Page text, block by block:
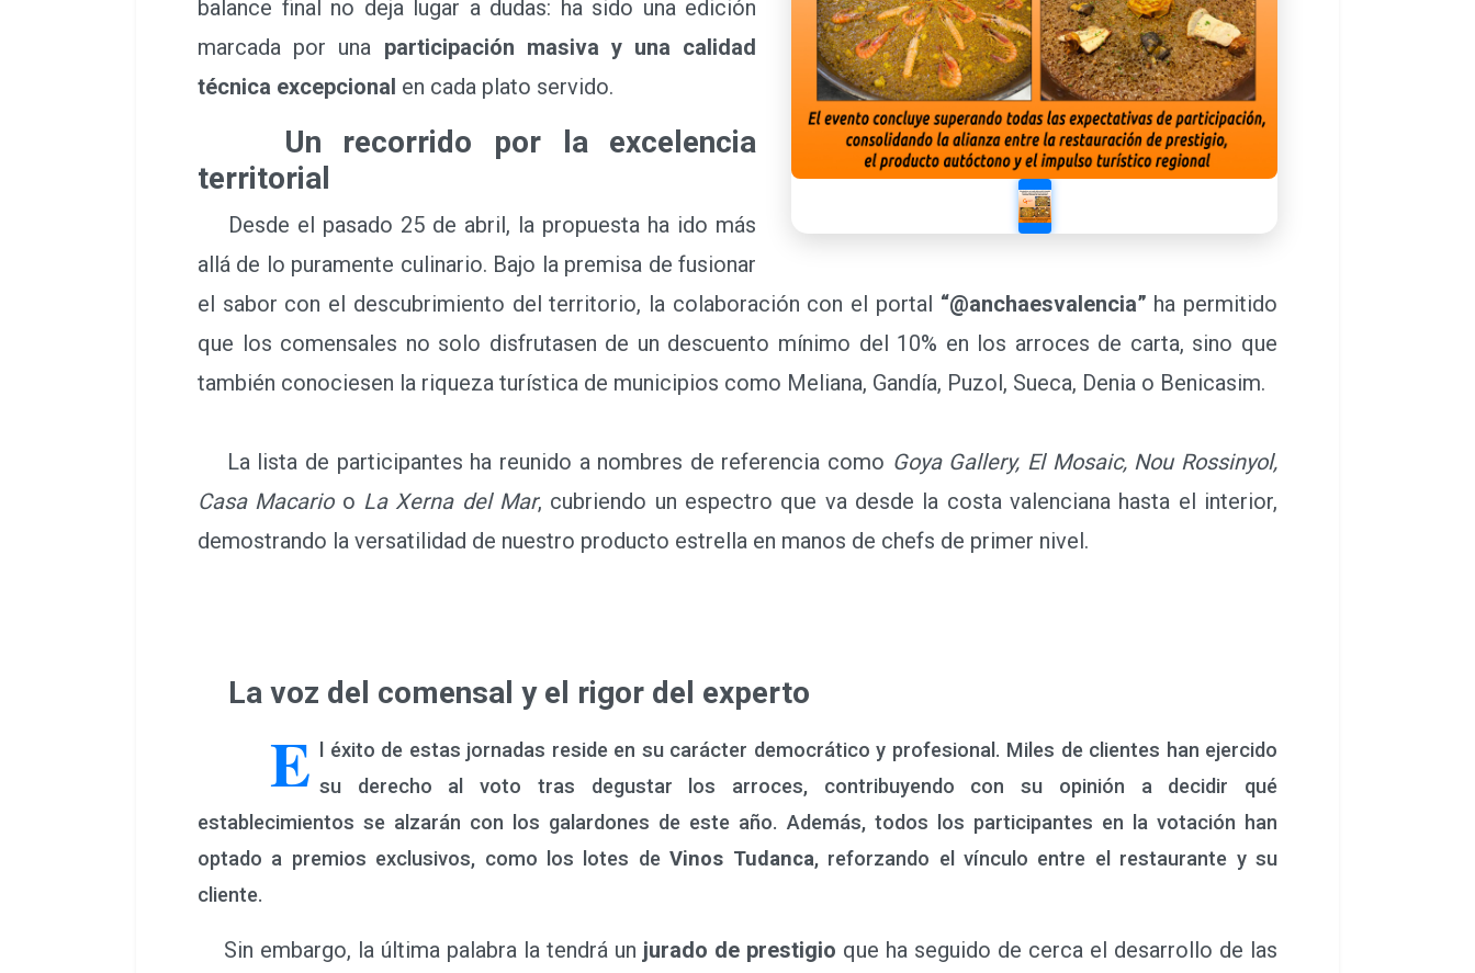
balance final no deja lugar a dudas: ha sido una edición
marcada por una participación masiva y una calidad
técnica excepcional en cada plato servido.
Un recorrido por la excelencia
territorial
Desde el pasado 25 de abril, la propuesta ha ido más
allá de lo puramente culinario. Bajo la premisa de fusionar
el sabor con el descubrimiento del territorio, la colaboración con el portal “@anchaesvalencia” ha permitido
que los comensales no solo disfrutasen de un descuento mínimo del 10% en los arroces de carta, sino que
también conociesen la riqueza turística de municipios como Meliana, Gandía, Puzol, Sueca, Denia o Benicasim.
La lista de participantes ha reunido a nombres de referencia como Goya Gallery, El Mosaic, Nou Rossinyol,
Casa Macarioo La Xerna del Mar, cubriendo un espectro que va desde la costa valenciana hasta el interior,
demostrando la versatilidad de nuestro producto estrella en manos de chefs de primer nivel.
La voz del comensal y el rigor del experto
E l éxito de estas jornadas reside en su carácter democrático y profesional. Miles de clientes han ejercido
su derecho al voto tras degustar los arroces, contribuyendo con su opinión a decidir qué
establecimientos se alzarán con los galardones de este año. Además, todos los participantes en la votación han
optado a premios exclusivos, como los lotes deVinos Tudanca, reforzando el vínculo entre el restaurante y su
cliente.
Sin embargo, la última palabra la tendrá un jurado de prestigio que ha seguido de cerca el desarrollo de las